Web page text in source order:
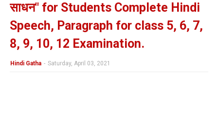
साधन" for Students Complete Hindi
Speech, Paragraph for class 5, 6, 7,
8, 9, 10, 12 Examination.
Hindi Gatha - Saturday, April 03, 2021